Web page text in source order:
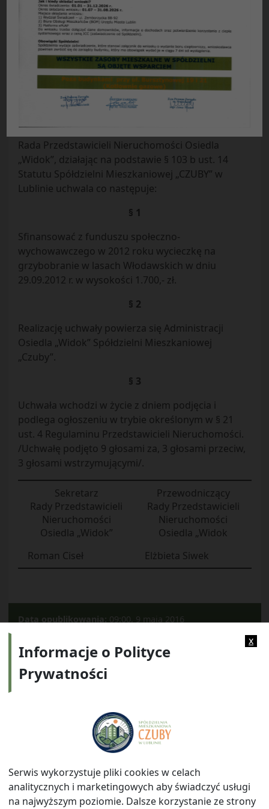
Uchwała Nr 21 / 2012
Rady Przedstawicieli Nieruchomości Osiedla
„WIDOK”
Spółdzielni Mieszkaniowej „CZUBY” w Lublinie
z dnia24.09.2012 r.
w sprawie: dofinansowania z funduszu społeczno-
Rada Przedstawicieli Nieruchomości Osiedla
„Widok”, działając na podstawie § 103 b ust. 14
Statutu Spółdzielni Mieszkaniowej „CZUBY” w
Lublinie uchwala co następuje:
§ 1
Sfinansować z funduszu społeczno-
wychowawczego w 2012 roku wycieczkę na
grzybobranie w lasach Włodawskich w dniu
29.09.2012 r. w wysokości 1.700,- zł.
§ 2
Realizację uchwały powierza się Administracji
Osiedla „Widok” Spółdzielni Mieszkaniowej
„Czuby”.
§ 3
Uchwała wchodzi w życie z dniem podjęcia i
podlega ogłoszeniu w trybie określonym w § 21
ust. 4 Regulaminu Przedstawicieli Nieruchomości.
/Uchwałę podjęto 9 głosami za, 3 głosami przeciw,
3 głosami wstrzymującymi/.
Sekretarz
Rady Przedstawicieli
Nieruchomości
Osiedla „Widok”
Roman Ciseł
Przewodniczący
Rady Przedstawicieli
Nieruchomości
Osiedla „Widok
Elżbieta Siwek
Data opublikowania: 09:00, 9 maja 2016
ul. Watykańska 6, 20-538 Lublin
Telefon: 814641700 E-mail: info@smczuby.pl
x
Informacje o Polityce
Prywatności
Serwis wykorzystuje pliki cookies w celach
analitycznych i marketingowych aby świadczyć usługi
na najwyższym poziomie. Dalsze korzystanie ze strony